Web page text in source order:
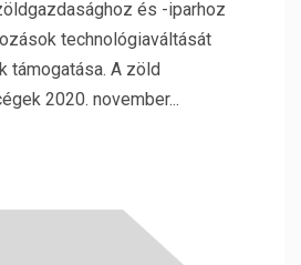
és -iparhoz
technológiaváltását
A zöld
2020. november...